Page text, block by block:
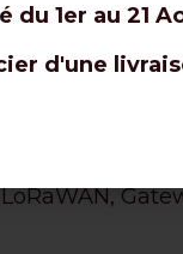
élevées et
1er au 21
d'une